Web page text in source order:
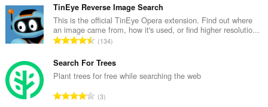
ख्या
:
ग
की
कु
ल
ख्या
:
TinEye Reverse Image Search
This is the official TinEye Opera extension. Find out where
an image came from, how it's used, or find higher resolutio...
रे
ग
की
ल
134
Search For Trees
Plant trees for free while searching the web
रे3